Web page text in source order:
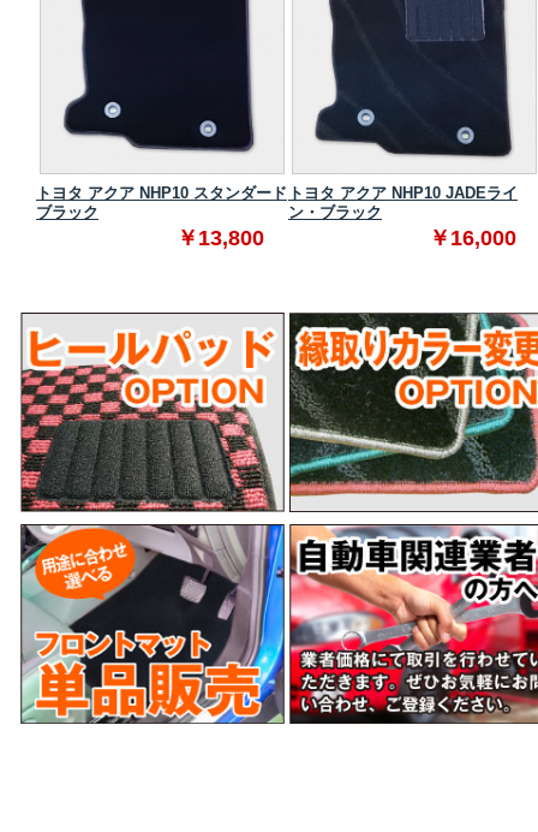
トヨタ アクア NHP10 スタンダード
ブラック
￥13,800
トヨタ アクア NHP10 JADEライ
ン・ブラック
￥16,000